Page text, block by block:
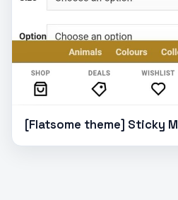
[Flatsome theme] Sticky